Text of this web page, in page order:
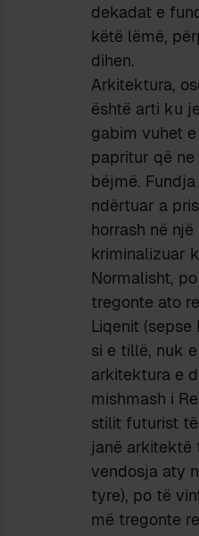
dekadat e
këtë lëmë,
dihen.
Arkitektura,
është arti ku
gabim vuhet
papritur që
bëjmë.
ndërtuar a
horrash në
kriminalizuar
Normalisht,
tregonte ato
Liqenit
si e tillë, nuk
arkitektura e
mishmash i
stilit futurist
janë arkitektë
vendosja aty
tyre), po të
më tregonte